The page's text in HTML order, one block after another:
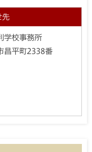
先
学校事務所
昌平町2338番